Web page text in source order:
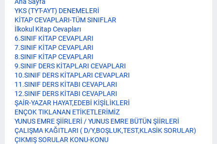
YKS (TYT-AYT) DENEMELERİ
KİTAP CEVAPLARI-TÜM SINIFLAR
İlkokul Kitap Cevapları
6.SINIF KİTAP CEVAPLARI
7.SINIF KİTAP CEVAPLARI
8.SINIF KİTAP CEVAPLARI
9.SINIF DERS KİTAPLARI CEVAPLARI
10.SINIF DERS KİTAPLARI CEVAPLARI
11.SINIF DERS KİTABI CEVAPLARI
12.SINIF DERS KİTABI CEVAPLARI
ŞAİR-YAZAR HAYAT,EDEBİ KİŞİLİKLERİ
ENÇOK TIKLANAN ETİKETLERİMİZ
YUNUS EMRE ŞİİRLERİ / YUNUS EMRE BÜTÜN ŞİİRLERİ
ÇALIŞMA KAĞITLARI ( D/Y,BOŞLUK,TEST,KLASİK SORULAR)
ÇIKMIŞ SORULAR KONU-KONU